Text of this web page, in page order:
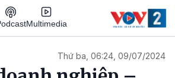
Multimedia
Thứ ba, 06:24, 09/07/2024